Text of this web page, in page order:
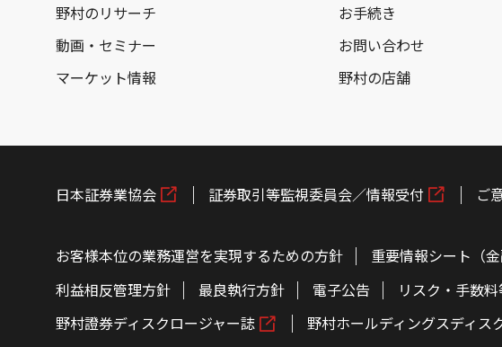
野村のリサーチ
動画・セミナー
マーケット情報
お手続き
お問い合わせ
野村の店舗
日本証券業協会 証券取引等監視委員会／情報受付 ご
お客様本位の業務運営を実現するための方針 重要情報シート（金
利益相反管理方針
最良執行方針 電子公告 リスク・手数
野村證券ディスクロージャー誌
野村ホールディングスディス